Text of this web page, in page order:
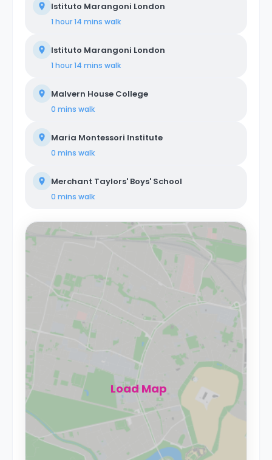
Istituto Marangoni London
1 hour 14 mins walk
Istituto Marangoni London
1 hour 14 mins walk
Malvern House College
0 mins walk
Maria Montessori Institute
0 mins walk
Merchant Taylors' Boys' School
0 mins walk
Load Map